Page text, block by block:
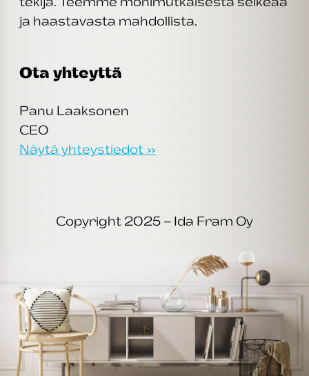
ja haastavasta mahdollista.
Ota yhteyttä
Panu Laaksonen
CEO
Näytä yhteystiedot »
Copyright 2025 – Ida Fram Oy